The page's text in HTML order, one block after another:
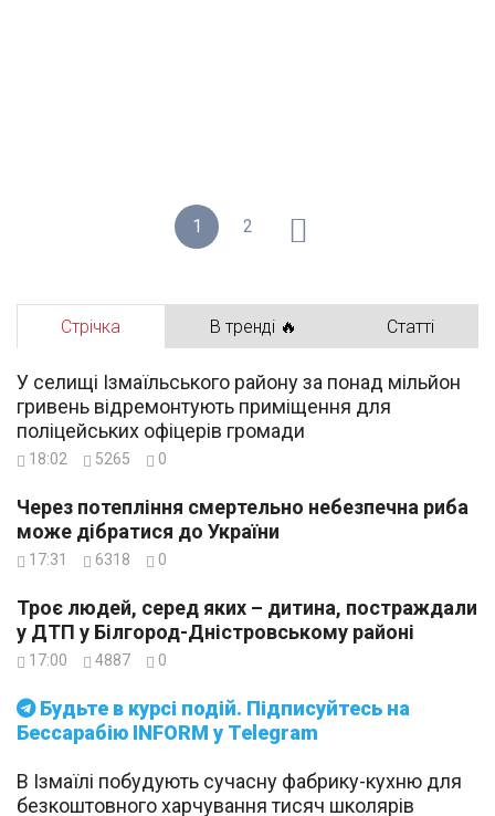
1 2
Стрічка В тренді 🔥 Статті
Будьте в курсі подій. Підписуйтесь на
Бессарабію INFORM у Telegram
У селищі Ізмаїльського району за понад мільйон
гривень відремонтують приміщення для
поліцейських офіцерів громади
18:02 5265 0
Через потепління смертельно небезпечна риба
може дібратися до України
17:31 6318 0
Троє людей, серед яких – дитина, постраждали
у ДТП у Білгород-Дністровському районі
17:00 4887 0
В Ізмаїлі побудують сучасну фабрику-кухню для
безкоштовного харчування тисяч школярів